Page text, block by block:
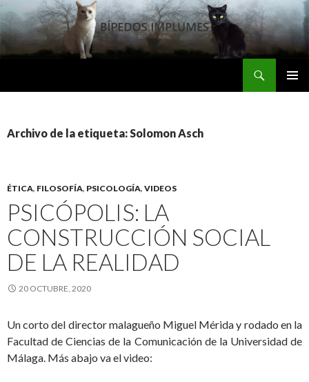
Archivo de la etiqueta: Solomon Asch
ÉTICA, FILOSOFÍA, PSICOLOGÍA, VIDEOS
PSICÓPOLIS: LA
CONSTRUCCIÓN SOCIAL
DE LA REALIDAD
20 OCTUBRE, 2020
Un corto del director malagueño Miguel Mérida y rodado en la
Facultad de Ciencias de la Comunicación de la Universidad de
Málaga. Más abajo va el video: